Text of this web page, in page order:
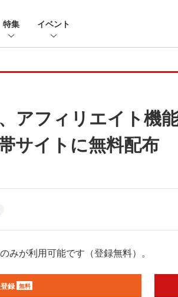
特集 イベント
アフィリエイト機
サイトに無料配布
みが利用可能です（登録無料）。
録 無料